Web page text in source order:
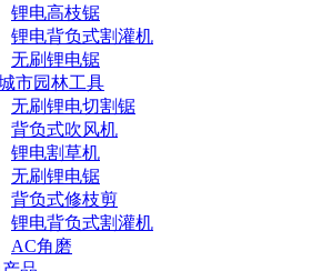
锂电高枝锯
锂电背负式割灌机
无刷锂电锯
市园林工具
无刷锂电切割锯
背负式吹风机
锂电割草机
无刷锂电锯
背负式修枝剪
锂电背负式割灌机
AC角磨